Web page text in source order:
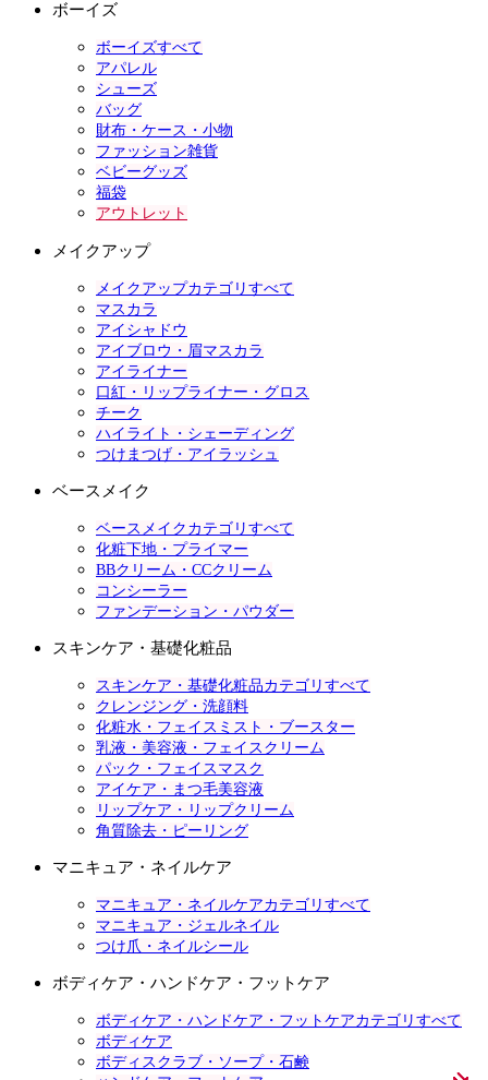
ボーイズ
ボーイズすべて
アパレル
シューズ
バッグ
財布・ケース・小物
ファッション雑貨
ベビーグッズ
福袋
アウトレット
メイクアップ
メイクアップカテゴリすべて
マスカラ
アイシャドウ
アイブロウ・眉マスカラ
アイライナー
口紅・リップライナー・グロス
チーク
ハイライト・シェーディング
つけまつげ・アイラッシュ
ベースメイク
ベースメイクカテゴリすべて
化粧下地・プライマー
BBクリーム・CCクリーム
コンシーラー
ファンデーション・パウダー
スキンケア・基礎化粧品
スキンケア・基礎化粧品カテゴリすべて
クレンジング・洗顔料
化粧水・フェイスミスト・ブースター
乳液・美容液・フェイスクリーム
パック・フェイスマスク
アイケア・まつ毛美容液
リップケア・リップクリーム
角質除去・ピーリング
マニキュア・ネイルケア
マニキュア・ネイルケアカテゴリすべて
マニキュア・ジェルネイル
つけ爪・ネイルシール
ボディケア・ハンドケア・フットケア
ボディケア・ハンドケア・フットケアカテゴリすべて
ボディケア
ボディスクラブ・ソープ・石鹸